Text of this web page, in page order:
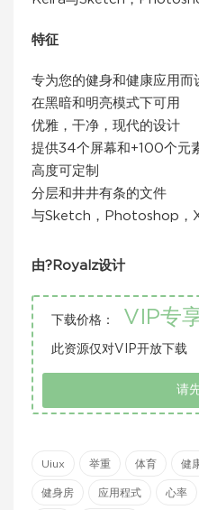
特征
专为您的健身和健康应用而
在黑暗和明亮模式下可用
优雅，干净，现代的设计
提供34个屏幕和+100个元
高度可定制
分层和井井有条的文件
与Sketch，Photoshop，
由?Royalz设计
下载价格： VIP专
此资源仅对VIP开放下载
请
Uiux 举重 体育 健
健身房 应用程式 心率